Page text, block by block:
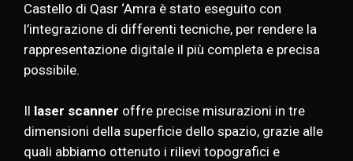
Castello di Qasr ‘Amra è stato eseguito con
l’integrazione di differenti tecniche, per rendere la
rappresentazione digitale il più completa e precisa
possibile.
Il laser scanner offre precise misurazioni in tre
dimensioni della superficie dello spazio, grazie alle
quali abbiamo ottenuto i rilievi topografici e